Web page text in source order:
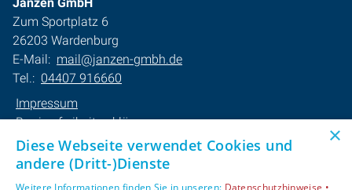
Zum Sportplatz 6
26203 Wardenburg
E-Mail: mail@janzen-gmbh.de
Tel.: 04407 916660
Impressum
Barrierefreiheitserklärung
Datenschutzerklärung
AGB
×
Diese Webseite verwendet Cookies und
andere (Dritt-)Dienste
Weitere Informationen finden Sie in unseren: Datenschutzhinweise •